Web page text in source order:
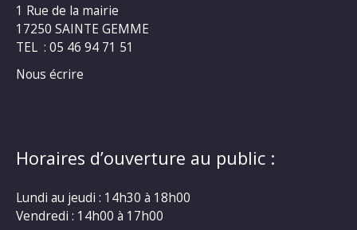
1 Rue de la mairie
17250 SAINTE GEMME
TEL : 05 46 94 71 51
Nous écrire
Horaires d’ouverture au public :
Lundi au jeudi : 14h30 à 18h00
Vendredi : 14h00 à 17h00